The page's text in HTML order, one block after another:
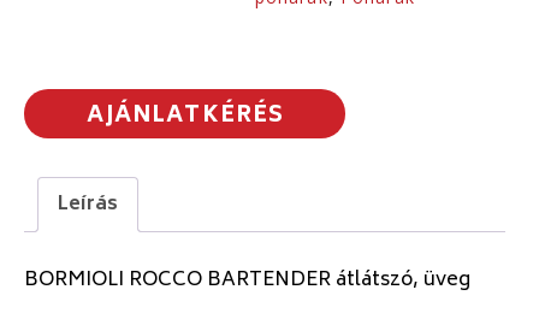
AJÁNLATKÉRÉS
Leírás
BORMIOLI ROCCO BARTENDER átlátszó, üveg